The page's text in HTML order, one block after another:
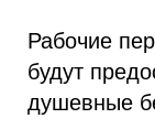
Рабочие
будут
душевные